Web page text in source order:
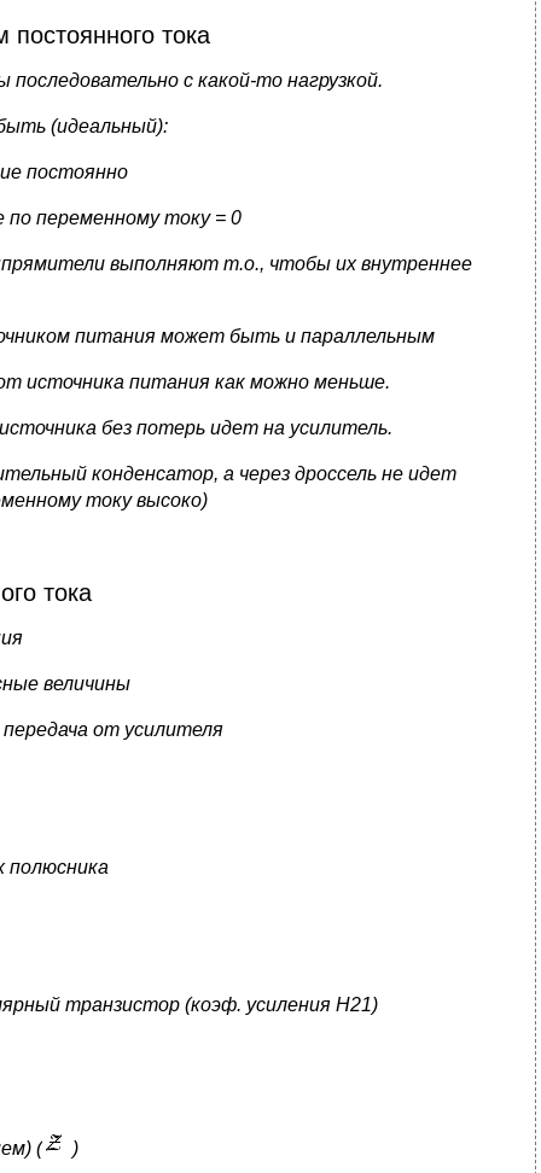
тока
с какой-то нагрузкой.
(идеальный):
постоянно
переменному току = 0
выполняют т.о., чтобы их внутреннее
питания может быть и параллельным
источника питания как можно меньше.
без потерь идет на усилитель.
конденсатор, а через дроссель не идет
току высоко)
тока
величины
от усилителя
полюсника
транзистор (коэф. усиления H21)
( )